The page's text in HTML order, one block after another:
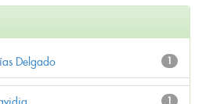
1
Delgado
1